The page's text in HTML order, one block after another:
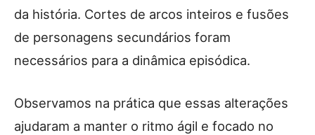
da história. Cortes de arcos inteiros e fusões
de personagens secundários foram
necessários para a dinâmica episódica.
Observamos na prática que essas alterações
ajudaram a manter o ritmo ágil e focado no